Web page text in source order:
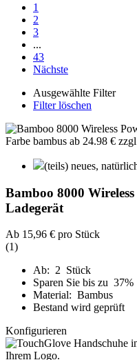
1
2
3
...
43
Nächste
Ausgewählte Filter
Filter löschen
(teils) neues,
Bamboo 8000
Ladegerät
Ab 15,96 € pro Stück
(1)
Ab: 2 Stück
Sparen Sie bis zu 37%
Material: Bambus
Bestand wird geprüft
Konfigurieren